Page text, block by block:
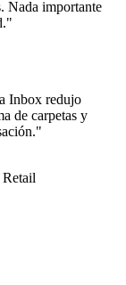
Nada importante
Inbox redujo
de carpetas y